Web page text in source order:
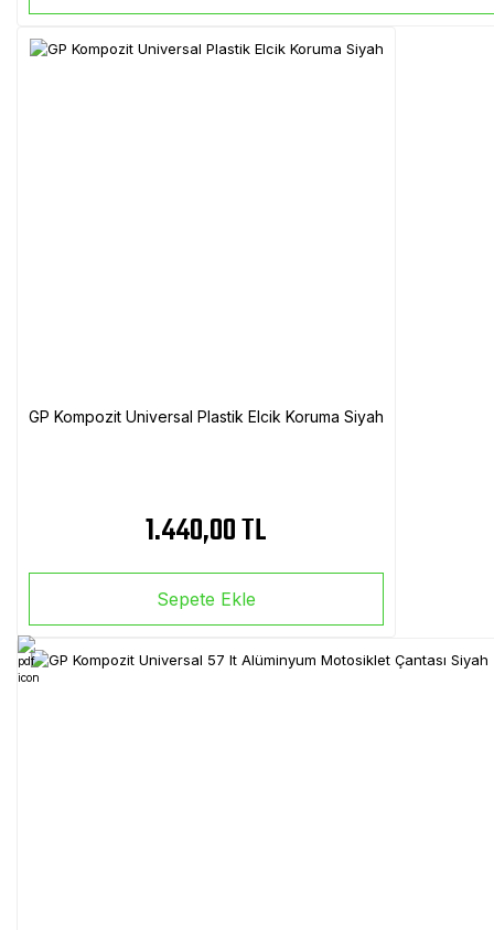
GP Kompozit Universal Plastik Elcik Koruma Siyah
1.440,00 TL
Sepete Ekle